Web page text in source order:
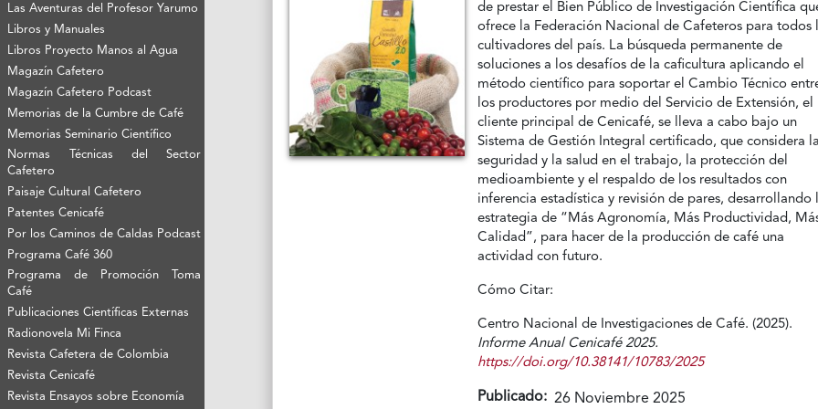
Las Aventuras del Profesor Yarumo
Libros y Manuales
Libros Proyecto Manos al Agua
Magazín Cafetero
Magazín Cafetero Podcast
Memorias de la Cumbre de Café
Memorias Seminario Científico
Normas Técnicas del Sector
Cafetero
Paisaje Cultural Cafetero
Patentes Cenicafé
Por los Caminos de Caldas Podcast
Programa Café 360
Programa de Promoción Toma
Café
Publicaciones Científicas Externas
Radionovela Mi Finca
Revista Cafetera de Colombia
Revista Cenicafé
Revista Ensayos sobre Economía
de prestar el Bien Público de Investigación Científica
ofrece la Federación Nacional de Cafeteros para todos
cultivadores del país. La búsqueda permanente de
soluciones a los desafíos de la caficultura aplicando el
método científico para soportar el Cambio Técnico
los productores por medio del Servicio de Extensión, el
cliente principal de Cenicafé, se lleva a cabo bajo un
Sistema de Gestión Integral certificado, que considera la
seguridad y la salud en el trabajo, la protección del
medioambiente y el respaldo de los resultados con
inferencia estadística y revisión de pares, desarrollando
estrategia de “Más Agronomía, Más Productividad,
Calidad”, para hacer de la producción de café una
actividad con futuro.
Cómo Citar:
Centro Nacional de Investigaciones de Café. (2025).
Informe Anual Cenicafé 2025.
https://doi.org/10.38141/10783/2025
Publicado: 26 Noviembre 2025